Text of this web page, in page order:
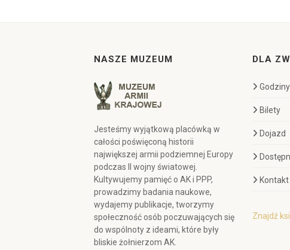
NASZE MUZEUM
Jesteśmy wyjątkową placówką w
całości poświęconą historii
największej armii podziemnej Europy
podczas II wojny światowej.
Kultywujemy pamięć o AK i PPP,
prowadzimy badania naukowe,
wydajemy publikacje, tworzymy
społeczność osób poczuwających się
do wspólnoty z ideami, które były
bliskie żołnierzom AK.
DLA
Bilety
Dojazd
Kontakt
Znajdź